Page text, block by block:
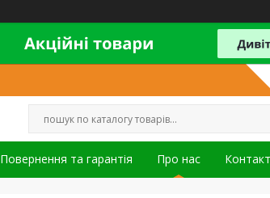
Повернення та гарантія Про нас